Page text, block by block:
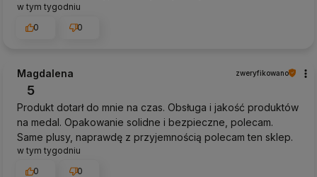
w tym tygodniu
0
0
Magdalena zweryfikowano
5
Produkt dotarł do mnie na czas. Obsługa i jakość produktów
na medal. Opakowanie solidne i bezpieczne, polecam.
Same plusy, naprawdę z przyjemnością polecam ten sklep.
w tym tygodniu
0
0